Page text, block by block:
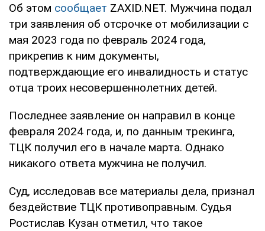
Об этом сообщает ZAXID.NET. Мужчина подал
три заявления об отсрочке от мобилизации с
мая 2023 года по февраль 2024 года,
прикрепив к ним документы,
подтверждающие его инвалидность и статус
отца троих несовершеннолетних детей.
Последнее заявление он направил в конце
февраля 2024 года, и, по данным трекинга,
ТЦК получил его в начале марта. Однако
никакого ответа мужчина не получил.
Суд, исследовав все материалы дела, признал
бездействие ТЦК противоправным. Судья
Ростислав Кузан отметил, что такое